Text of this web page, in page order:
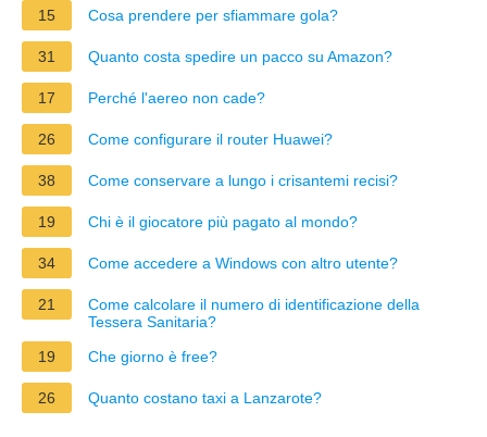
15 Cosa prendere per sfiammare gola?
31 Quanto costa spedire un pacco su Amazon?
17 Perché l'aereo non cade?
26 Come configurare il router Huawei?
38 Come conservare a lungo i crisantemi recisi?
19 Chi è il giocatore più pagato al mondo?
34 Come accedere a Windows con altro utente?
21
Come calcolare il numero di identificazione della
Tessera Sanitaria?
19
Che giorno è free?
26 Quanto costano taxi a Lanzarote?